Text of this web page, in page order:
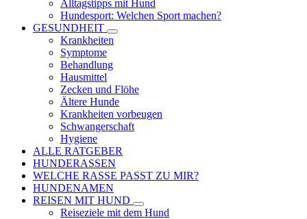
Alltagstipps mit Hund
Hundesport: Welchen Sport machen?
GESUNDHEIT
Krankheiten
Symptome
Behandlung
Hausmittel
Zecken und Flöhe
Ältere Hunde
Krankheiten vorbeugen
Schwangerschaft
Hygiene
ALLE RATGEBER
HUNDERASSEN
WELCHE RASSE PASST ZU MIR?
HUNDENAMEN
REISEN MIT HUND
Reiseziele mit dem Hund